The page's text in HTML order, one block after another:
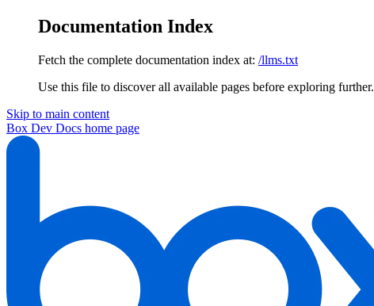
Documentation Index
Fetch the complete documentation index at: /llms.txt
Use this file to discover all available pages before exploring further.
Skip to main content
Box Dev Docs home page